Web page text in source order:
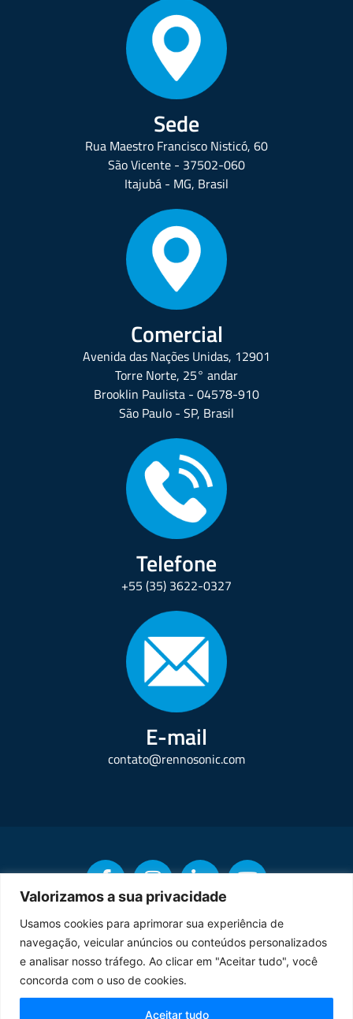
Valorizamos a sua privacidade
Usamos cookies para aprimorar sua experiência de
navegação, veicular anúncios ou conteúdos personalizados
e analisar nosso tráfego. Ao clicar em "Aceitar tudo", você
concorda com o uso de cookies.
Aceitar tudo
Sede
Rua Maestro Francisco Nisticó, 60
São Vicente - 37502-060
Itajubá - MG, Brasil
Comercial
Avenida das Nações Unidas, 12901
Torre Norte, 25° andar
Brooklin Paulista - 04578-910
São Paulo - SP, Brasil
Telefone
+55 (35) 3622-0327
E-mail
contato@rennosonic.com
Copyright © Rennosonic. Todos os direitos reservados.